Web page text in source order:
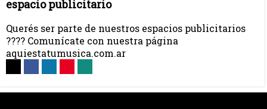
espacio publicitario
Querés ser parte de nuestros espacios publicitarios
???? Comunícate con nuestra página
aquiestatumusica.com.ar